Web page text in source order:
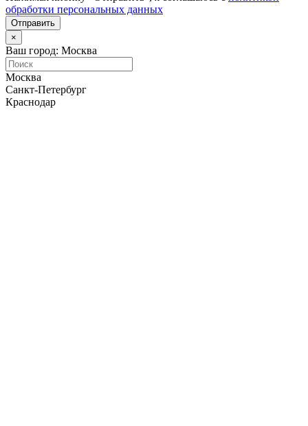
обработки персональных данных
Отправить
×
Ваш город: Москва
Москва
Санкт-Петербург
Краснодар